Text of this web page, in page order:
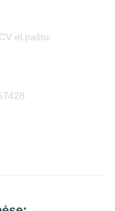
el.paštu: